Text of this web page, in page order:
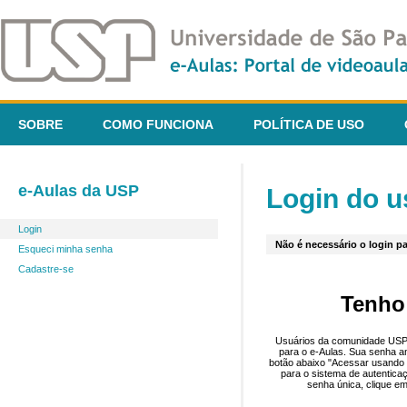
SOBRE COMO FUNCIONA POLÍTICA DE USO
e-Aulas da USP
Login
Esqueci minha senha
Cadastre-se
Login do
Não é necessário o login
Usuários da comunidade
para o e-Aulas. Sua senha
botão abaixo "Acessar
para o sistema de
senha única, clique